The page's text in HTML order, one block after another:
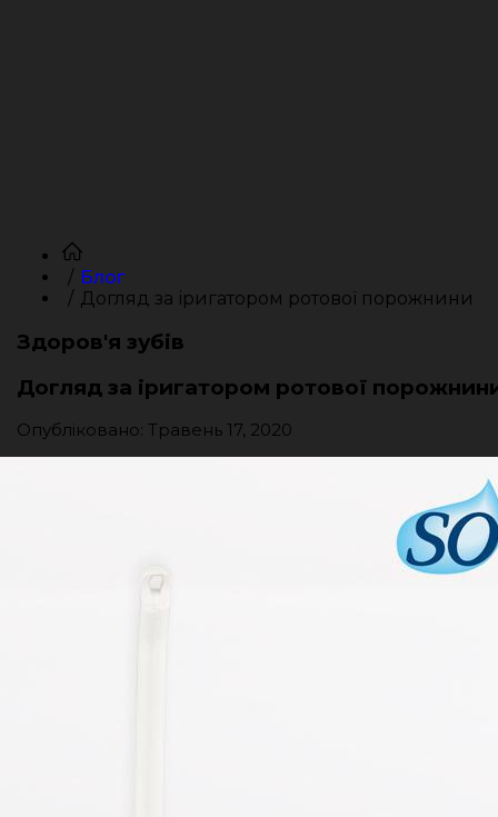
Блог
Догляд за іригатором ротової порожнини
Здоров'я зубів
Догляд за іригатором ротової
Опубліковано: Травень 17, 2020